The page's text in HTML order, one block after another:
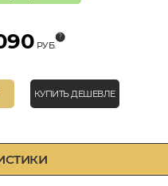
РУБ.
КУПИТЬ ДЕШЕВЛЕ